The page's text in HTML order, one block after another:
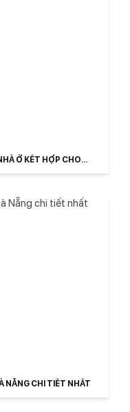
Ở KẾT HỢP CHO
NẴNG CHI TIẾT NHẤT